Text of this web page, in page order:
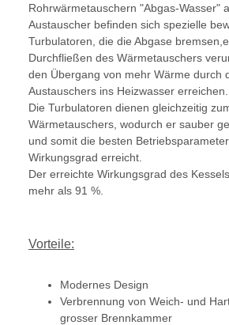
Rohrwärmetauschern "Abgas-Wasser"
Austauscher befinden sich spezielle
Turbulatoren, die die Abgase
Durchfließen des Wärmetauschers
den Übergang von mehr Wärme durch
Austauschers ins Heizwasser erreichen.
Die Turbulatoren dienen gleichzeitig
Wärmetauschers, wodurch er sauber
und somit die besten
Wirkungsgrad erreicht.
Der erreichte Wirkungsgrad des
mehr als 91 %.
Vorteile:
Modernes Design
Verbrennung von Weich- und
grosser Brennkammer